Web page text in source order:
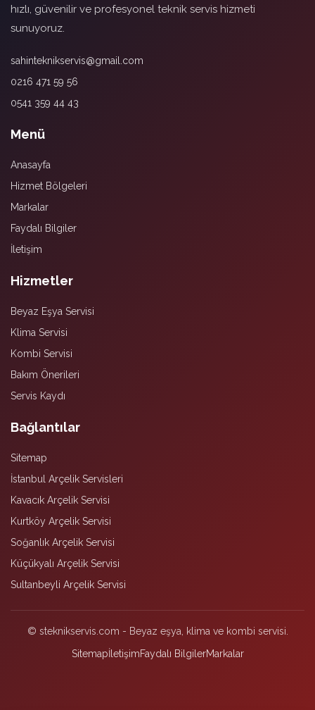
hızlı, güvenilir ve profesyonel teknik servis hizmeti
sunuyoruz.
sahinteknikservis@gmail.com
0216 471 59 56
0541 359 44 43
Menü
Anasayfa
Hizmet Bölgeleri
Markalar
Faydalı Bilgiler
İletişim
Hizmetler
Beyaz Eşya Servisi
Klima Servisi
Kombi Servisi
Bakım Önerileri
Servis Kaydı
Bağlantılar
Sitemap
İstanbul Arçelik Servisleri
Kavacık Arçelik Servisi
Kurtköy Arçelik Servisi
Soğanlık Arçelik Servisi
Küçükyalı Arçelik Servisi
Sultanbeyli Arçelik Servisi
© steknikservis.com - Beyaz eşya, klima ve kombi servisi.
SitemapİletişimFaydalı BilgilerMarkalar